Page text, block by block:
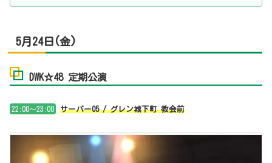
5月24日(金)
DWK☆48 定期公演
22:00～23:00 サーバー05 / グレン城下町 教会前